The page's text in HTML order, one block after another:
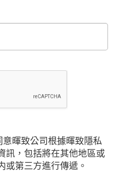
意暉致公司根據暉致隱私
訊，包括將在其他地區或
或第三方進行傳遞。